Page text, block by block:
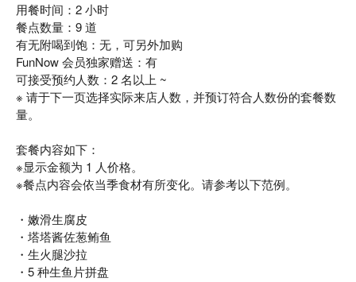
用餐时间：2 小时
餐点数量：9 道
有无附喝到饱：无，可另外加购
FunNow 会员独家赠送：有
可接受预约人数：2 名以上 ~
※ 请于下一页选择实际来店人数，并预订符合人数份的套餐数
量。
套餐内容如下：
※显示金额为 1 人价格。
※餐点内容会依当季食材有所变化。请参考以下范例。
・嫩滑生腐皮
・塔塔酱佐葱鲔鱼
・生火腿沙拉
・5 种生鱼片拼盘